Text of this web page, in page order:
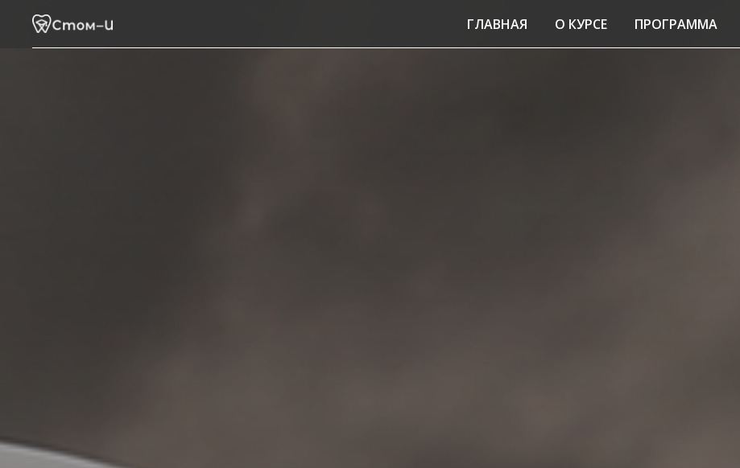
ГЛАВНАЯ О КУРСЕ ПРОГРАММА